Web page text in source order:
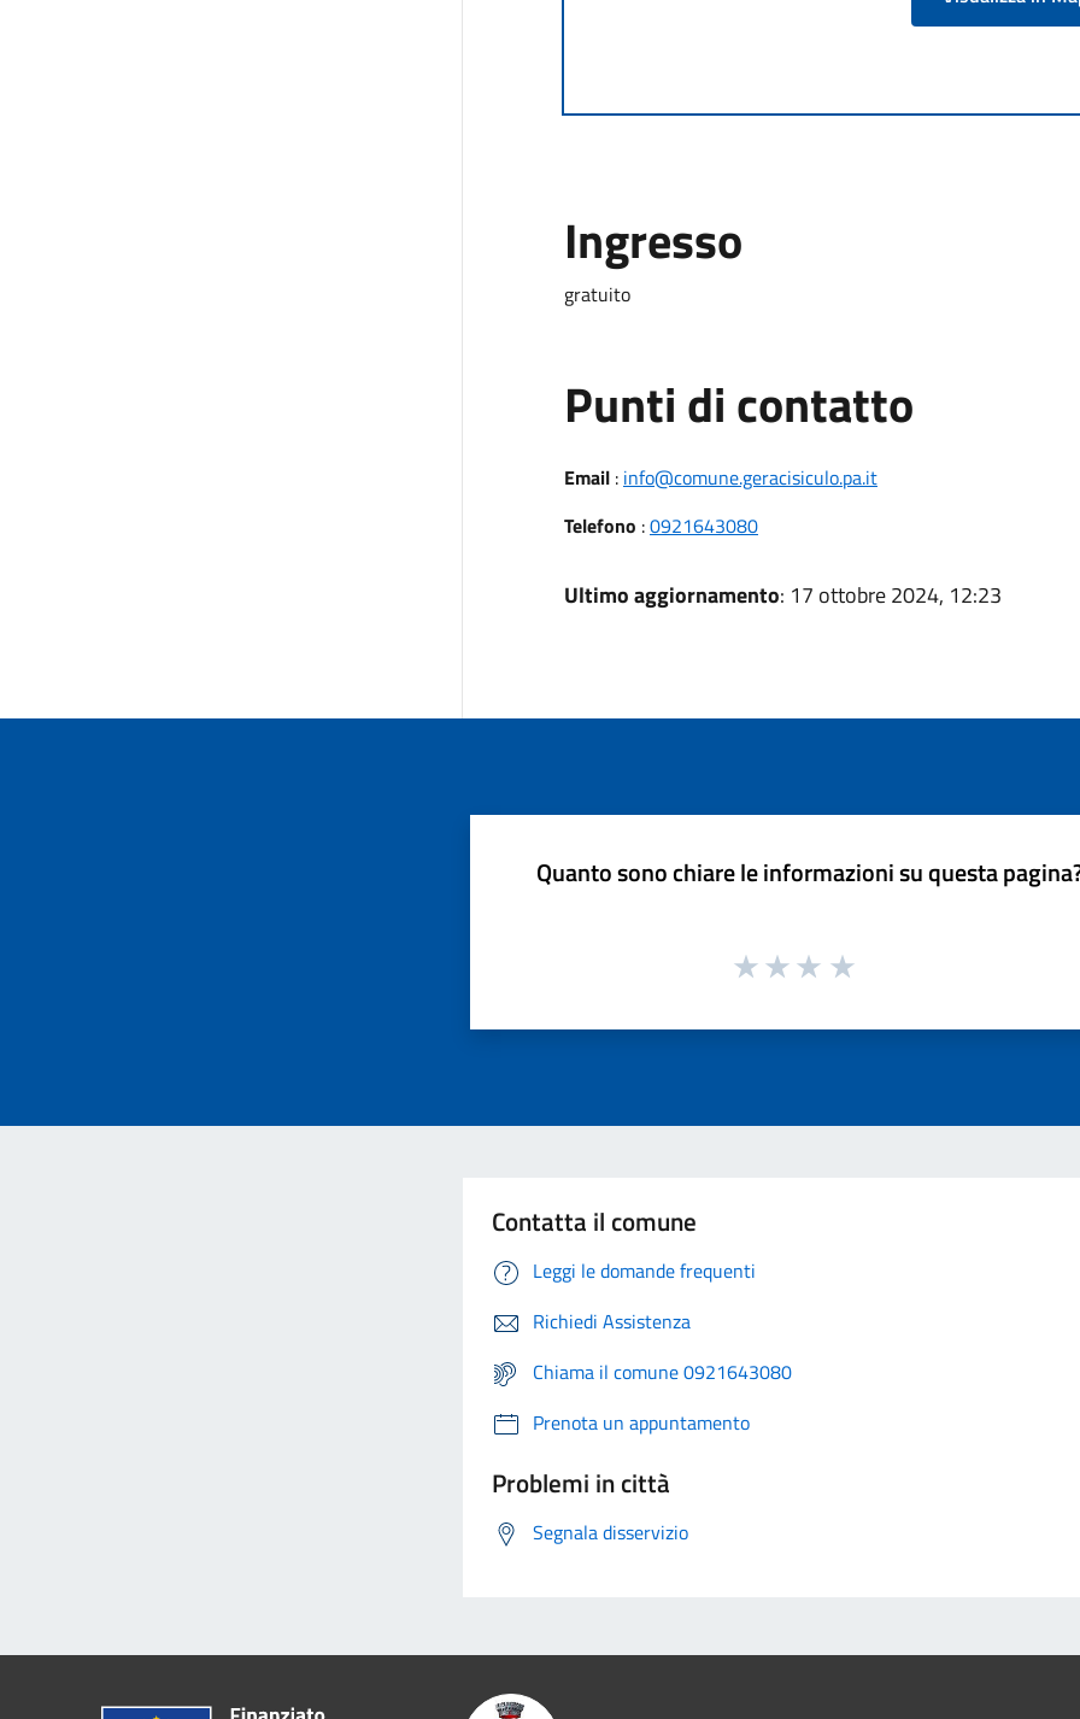
Ingresso
gratuito
Punti di contatto
Email: info@comune.geracisiculo.pa.it
Telefono :0921643080
Ultimo aggiornamento: 17 ottobre 2024, 12:23
Quanto sono chiare le informazioni su questa
Contatta il comune
Leggi le domande frequenti
Richiedi Assistenza
Chiama il comune 0921643080
Prenota un appuntamento
Problemi in città
Segnala disservizio